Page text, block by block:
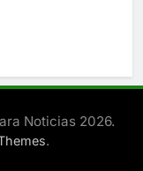
Noticias 2026.
.